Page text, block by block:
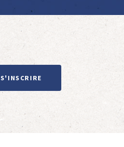
S'INSCRIRE